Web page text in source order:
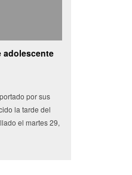
Camioneta con vegetales
Miles de pesos en frutas y verduras que
tenían como destino el municipio de
Conkal se perdieron en un siniestro vial